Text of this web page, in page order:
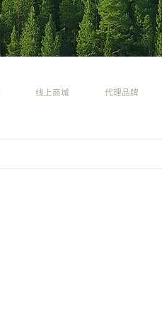
线上商城 代理品牌